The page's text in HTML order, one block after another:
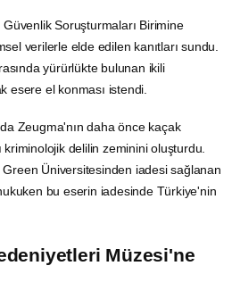
Soruşturmaları Birimine
verilerle elde edilen kanıtları sundu.
yürürlükte bulunan ikili
esere el konması istendi.
Zeugma'nın daha önce kaçak
kriminolojik delilin zeminini oluşturdu.
Green Üniversitesinden iadesi sağlanan
bu eserin iadesinde Türkiye'nin
Müzesi'ne